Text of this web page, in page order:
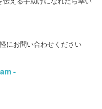
にお問い合わせください
-